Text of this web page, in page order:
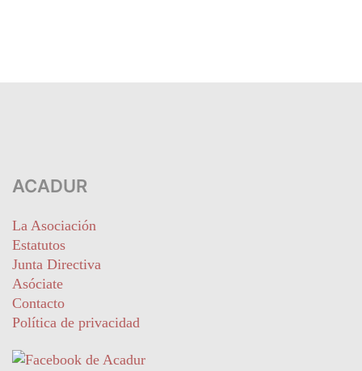
ACADUR
La Asociación
Estatutos
Junta Directiva
Asóciate
Contacto
Política de privacidad